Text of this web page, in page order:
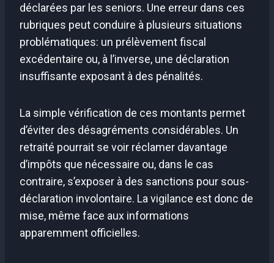
déclarées par les seniors. Une erreur dans ces
rubriques peut conduire à plusieurs situations
problématiques: un prélèvement fiscal
excédentaire ou, à l’inverse, une déclaration
insuffisante exposant à des pénalités.
La simple vérification de ces montants permet
d’éviter des désagréments considérables. Un
retraité pourrait se voir réclamer davantage
d’impôts que nécessaire ou, dans le cas
contraire, s’exposer à des sanctions pour sous-
déclaration involontaire. La vigilance est donc de
mise, même face aux informations
apparemment officielles.